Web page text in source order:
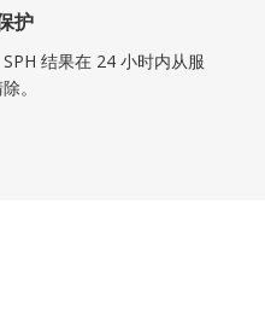
护
结果在 24 小时内从服
。